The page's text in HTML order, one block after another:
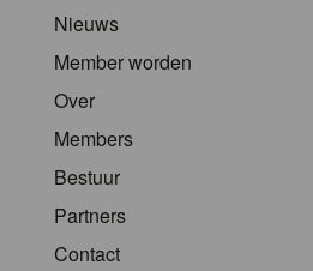
Nieuws
Member worden
Over
Members
Bestuur
Partners
Contact